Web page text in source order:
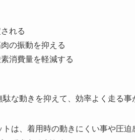
れる
の振動を抑える
消費量を軽減する
駄な動きを抑えて、効率よく走る事
トは、着用時の動きにくい事や圧